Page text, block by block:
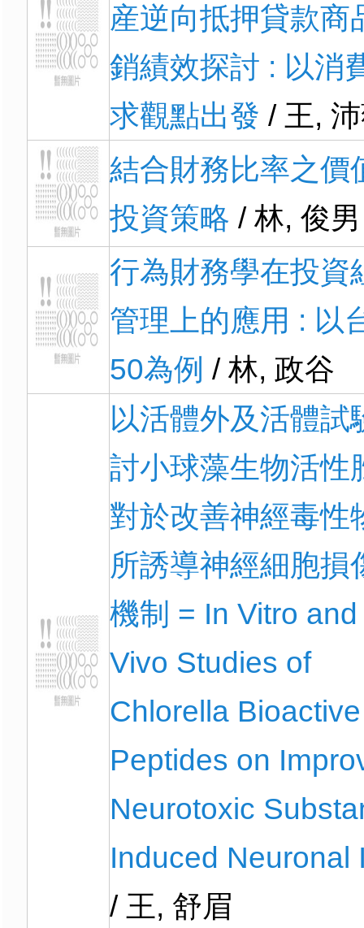
産逆向抵押貸款商
銷績效探討 : 以消
求觀點出發 / 王,
結合財務比率之價
投資策略 / 林, 俊男
行為財務學在投資
管理上的應用 : 以
50為例 / 林, 政谷
以活體外及活體試
討小球藻生物活性
對於改善神經毒性
所誘導神經細胞損
機制 = In Vitro
Vivo Studies of
Chlorella Bioactive
Peptides on
Neurotoxic
Induced Neuronal
/ 王, 舒眉